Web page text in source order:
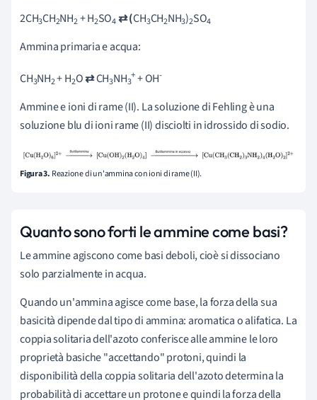
2CH3CH2NH2+ H2SO4⇄ (CH3CH2NH3)2SO4
Ammina primaria e acqua:
CH3NH2+ H2O⇄CH3NH3
++ OH-
Ammine e ioni di rame (II). La soluzione di Fehling è una
soluzione blu di ioni rame (II) disciolti in idrossido di sodio.
Figura 3. Reazione di un'ammina con ioni di rame (II).
Quanto sono forti le ammine come basi?
Le ammineagiscono come basi deboli, cioè si dissociano
solo parzialmente in acqua.
Quando un'ammina agisce come base, la forza della sua
basicità dipende dal tipo di ammina: aromatica o alifatica. La
coppia solitaria dell'azoto conferisce alle amminele loro
proprietà basiche "accettando" protoni, quindi la
disponibilità della coppia solitaria dell'azoto determina la
probabilità di accettare un protone e quindi la forza della